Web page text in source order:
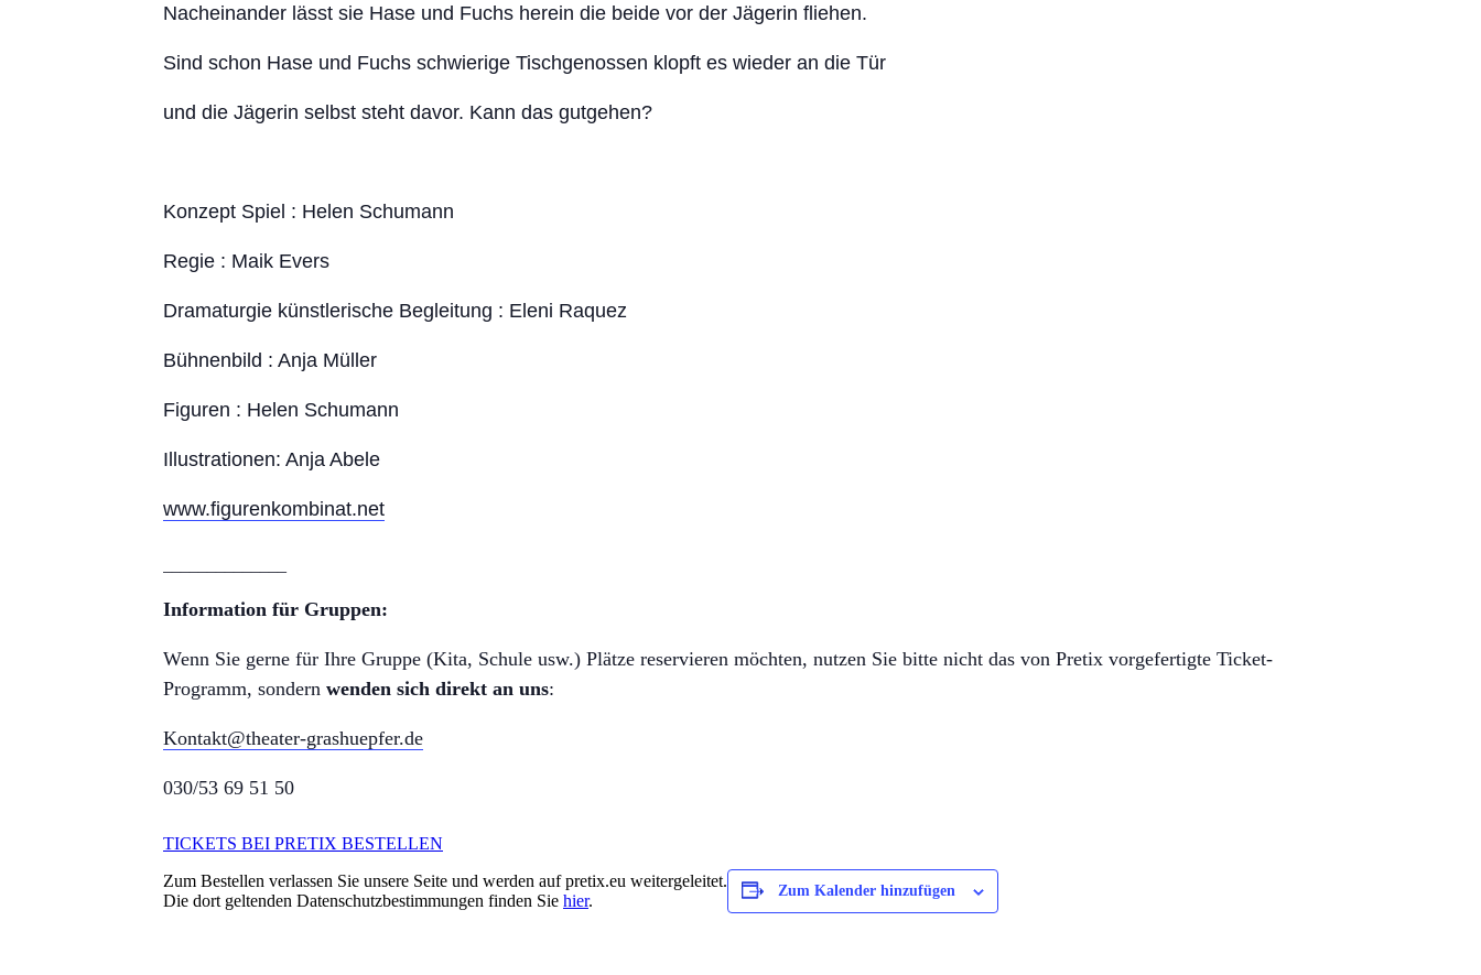
Nacheinander lässt sie Hase und Fuchs herein die beide vor der Jägerin fliehen.
Sind schon Hase und Fuchs schwierige Tischgenossen klopft es wieder an die Tür
und die Jägerin selbst steht davor. Kann das gutgehen?
Konzept Spiel : Helen Schumann
Regie : Maik Evers
Dramaturgie künstlerische Begleitung : Eleni Raquez
Bühnenbild : Anja Müller
Figuren : Helen Schumann
Illustrationen: Anja Abele
www.figurenkombinat.net
Information für Gruppen:
Wenn Sie gerne für Ihre Gruppe (Kita, Schule usw.) Plätze reservieren möchten, nutzen Sie bitte nicht das von Pretix vorgefertigte Ticket-
Programm, sondern wenden sich direkt an uns:
Kontakt@theater-grashuepfer.de
030/53 69 51 50
TICKETS BEI PRETIX BESTELLEN
Zum Bestellen verlassen Sie unsere Seite und werden auf pretix.eu weitergeleitet.
Die dort geltenden Datenschutzbestimmungen finden Sie hier.
Zum Kalender hinzufügen